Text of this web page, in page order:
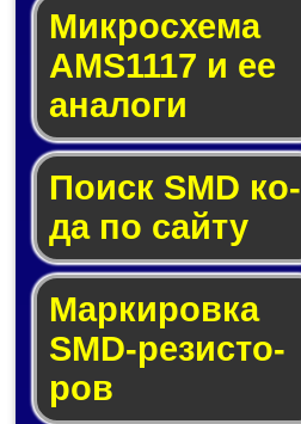
Микросхема
AMS1117 и ее
ана­ло­ги
Поиск SMD ко­
да по сай­ту
Маркировка
SMD-ре­зис­то­
ров